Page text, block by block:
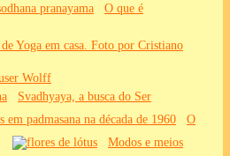
O que é
Wolff
Svadhyaya, a busca do Ser
O
Modos e meios